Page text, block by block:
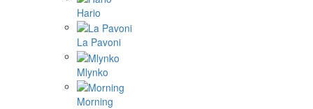
Hario
La Pavoni
Mlynko
Morning